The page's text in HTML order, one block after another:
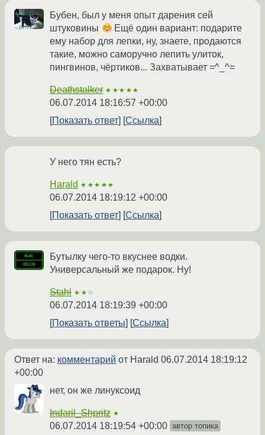
Бубен, был у меня опыт дарения сей
штуковины
Ещё один вариант: подарите
ему набор для лепки, ну, знаете, продаются
такие, можно саморучно лепить улиток,
пингвинов, чёртиков... Захватывает =^_^=
Deathstalker ★★★★★
06.07.2014 18:16:57 +00:00
Показать ответ
Ссылка
У него тян есть?
Harald ★★★★★
06.07.2014 18:19:12 +00:00
Показать ответ
Ссылка
Бутылку чего-то вкуснее водки.
Универсальный же подарок. Ну!
Stahl ★★☆
06.07.2014 18:19:39 +00:00
Показать ответы
Ссылка
Ответ на: комментарий от Harald 06.07.2014 18:19:12
+00:00
нет, он же линуксоид
Indaril_Shpritz ★
06.07.2014 18:19:54 +00:00 автор топика